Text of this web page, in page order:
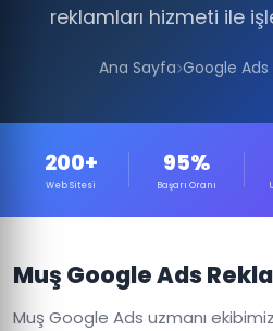
reklamları hizmeti ile
Ana Sayfa Google Ads
200+
Web Sitesi
95%
Başarı Oranı
Muş Google Ads
Muş Google Ads uzmanı